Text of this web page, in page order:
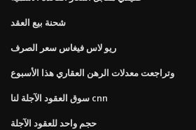
شحنة بيع العقد
ريو لاس فيغاس سعر الصرف
وتراجعت معدلات الرهن العقاري هذا الأسبوع
سوق العقود الآجلة لنا cnn
حجم واحد للعقود الآجلة